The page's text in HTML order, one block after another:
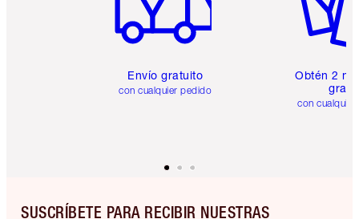
Envío gratuito
con cualquier pedido
Obtén 2
gratis
con
SUSCRÍBETE PARA RECIBIR NUESTRAS